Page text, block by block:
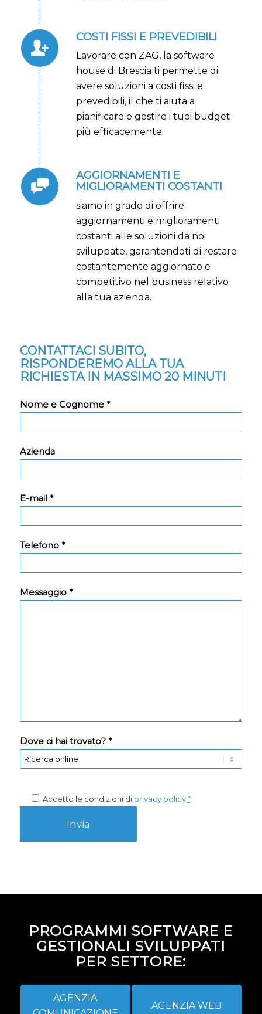
COSTI FISSI E PREVEDIBILI
Lavorare con ZAG, la software
house di Brescia ti permette di
avere soluzioni a costi fissi e
prevedibili, il che ti aiuta a
pianificare e gestire i tuoi budget
più efficacemente.
AGGIORNAMENTI E
MIGLIORAMENTI COSTANTI
siamo in grado di offrire
aggiornamenti e miglioramenti
costanti alle soluzioni da noi
sviluppate, garantendoti di restare
costantemente aggiornato e
competitivo nel business relativo
alla tua azienda.
CONTATTACI SUBITO,
RISPONDEREMO ALLA TUA
RICHIESTA IN MASSIMO 20 MINUTI
Nome e Cognome *
Azienda
E-mail *
Telefono *
Messaggio *
Dove ci hai trovato? *
Accetto le condizioni di privacy policy *
PROGRAMMI SOFTWARE E
GESTIONALI SVILUPPATI
PER SETTORE:
AGENZIA
AGENZIA WEB